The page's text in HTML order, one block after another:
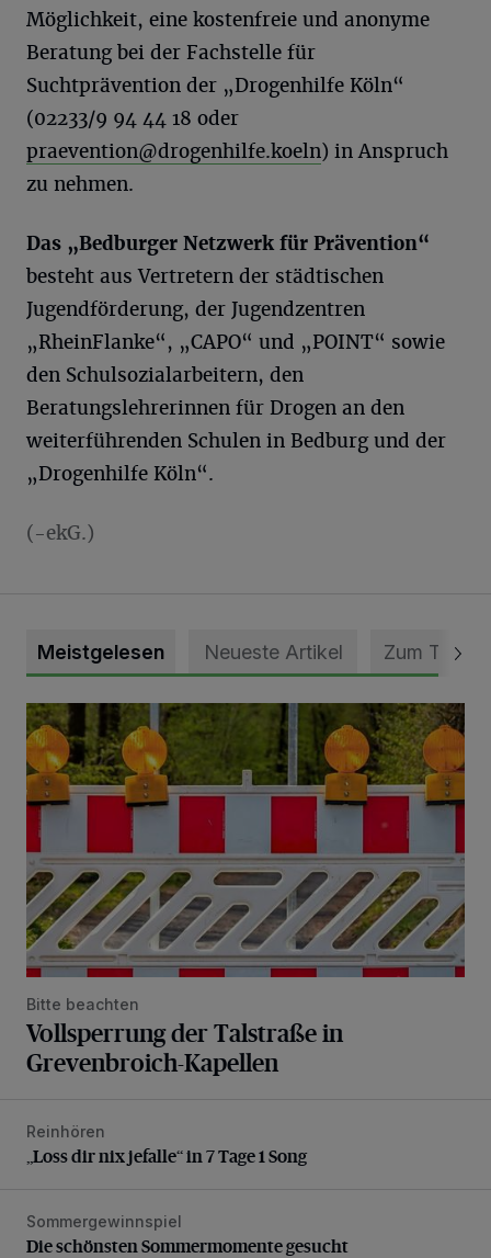
Möglichkeit, eine kostenfreie und anonyme
Beratung bei der Fachstelle für
Suchtprävention der „Drogenhilfe Köln“
(02233/9 94 44 18 oder
praevention@drogenhilfe.koeln) in Anspruch
zu nehmen.
Das „Bedburger Netzwerk für Prävention“
besteht aus Vertretern der städtischen
Jugendförderung, der Jugendzentren
„RheinFlanke“, „CAPO“ und „POINT“ sowie
den Schulsozialarbeitern, den
Beratungslehrerinnen für Drogen an den
weiterführenden Schulen in Bedburg und der
„Drogenhilfe Köln“.
(-ekG.)
Meistgelesen Neueste Artikel Zum Thema
Vollsperrung der Talstraße in Grevenbroich-Kapellen
Bitte beachten
Vollsperrung der Talstraße in
Grevenbroich-Kapellen
„Loss dir nix jefalle“ in 7 Tage 1 Song
Reinhören
„Loss dir nix jefalle“ in 7 Tage 1 Song
Die schönsten Sommermomente gesucht
Sommergewinnspiel
Die schönsten Sommermomente gesucht